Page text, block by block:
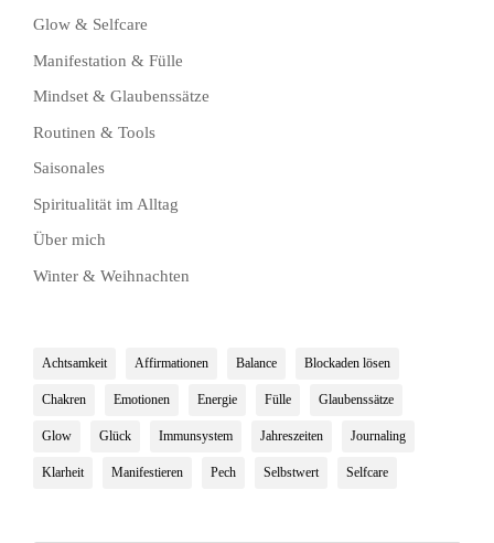
Glow & Selfcare
Manifestation & Fülle
Mindset & Glaubenssätze
Routinen & Tools
Saisonales
Spiritualität im Alltag
Über mich
Winter & Weihnachten
Achtsamkeit Affirmationen Balance Blockaden lösen
Chakren Emotionen Energie Fülle Glaubenssätze
Glow Glück Immunsystem Jahreszeiten Journaling
Klarheit Manifestieren Pech Selbstwert Selfcare